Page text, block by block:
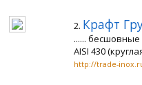
2. Крафт
......
AISI 430
http://trade-